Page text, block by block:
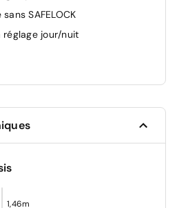
SAFELOCK
réglage jour/nuit
"Front Assist"
leaving home et fonction
en côte
1,46m